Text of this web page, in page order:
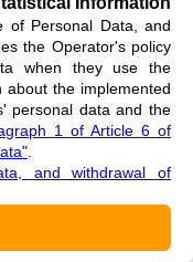
путем ЧЧХС и
эффективность в
при блоках желчных
безопасностью и
проводить
внепеченочных
of Personal Data, and
the Operator's policy
when they use the
about the implemented
personal data and the
1 of Article 6 of
and withdrawal of